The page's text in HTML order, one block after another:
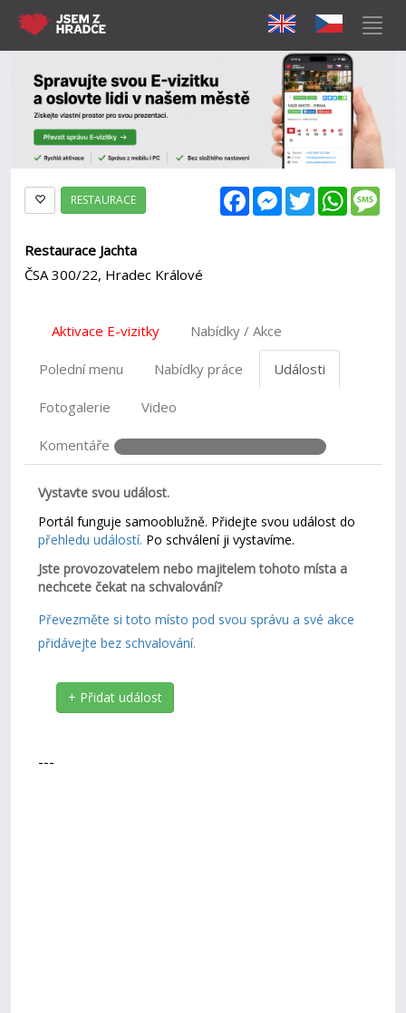
FacebookMessenger
Twitter
RESTAURACE
Restaurace Jachta
ČSA 300/22, Hradec Králové
Aktivace E-vizitky Nabídky / Akce
Polední menu Nabídky práce Události
Fotogalerie Video
Komentáře
Vystavte svou událost.
Portál funguje samooblužně. Přidejte svou událost do
přehledu událostí. Po schválení ji vystavíme.
Jste provozovatelem nebo majitelem tohoto místa a
nechcete čekat na schvalování?
Převezměte si toto místo pod svou správu a své akce
přidávejte bez schvalování.
+ Přidat událost
---